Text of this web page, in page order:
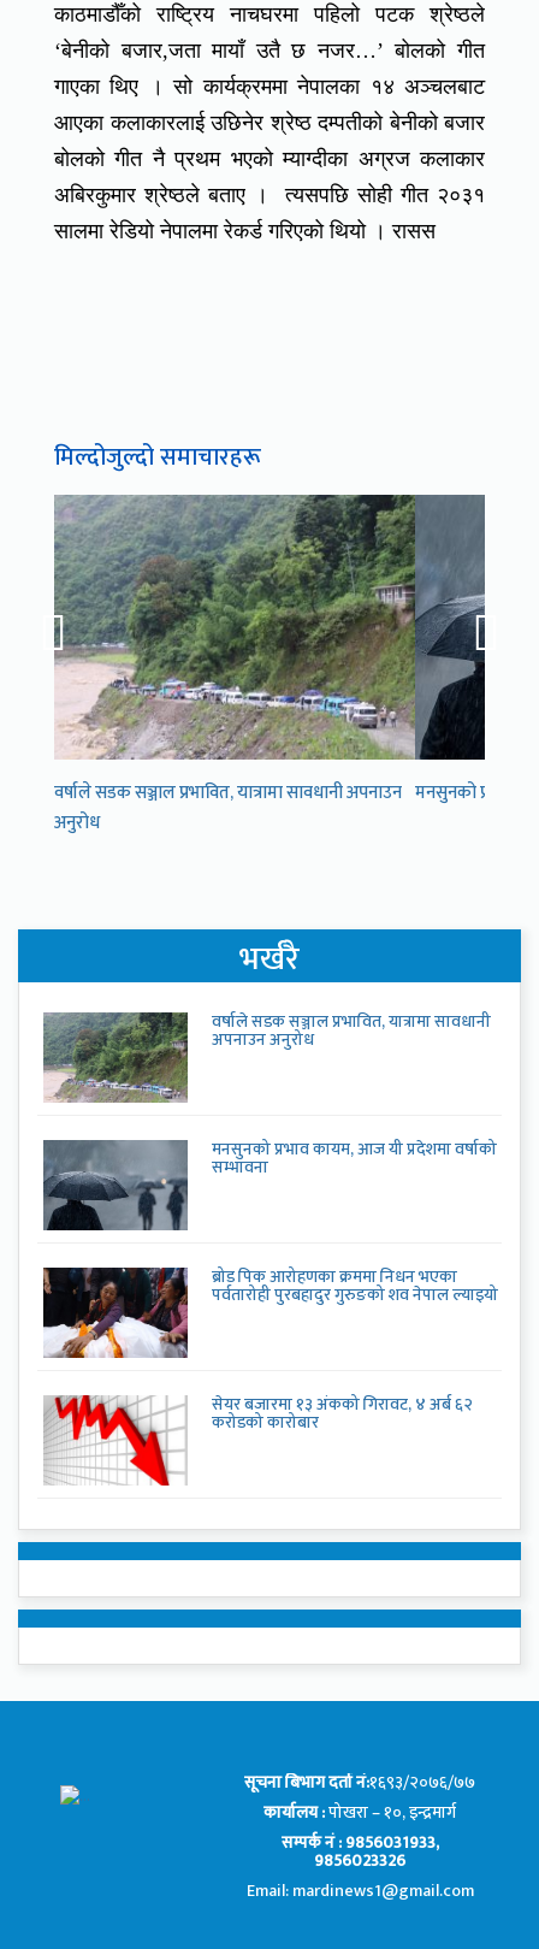
काठमाडौँको राष्ट्रिय नाचघरमा पहिलो पटक श्रेष्ठले
‘बेनीको बजार,जता मायाँ उतै छ नजर…’ बोलको गीत
गाएका थिए । सो कार्यक्रममा नेपालका १४ अञ्चलबाट
आएका कलाकारलाई उछिनेर श्रेष्ठ दम्पतीको बेनीको बजार
बोलको गीत नै प्रथम भएको म्याग्दीका अग्रज कलाकार
अबिरकुमार श्रेष्ठले बताए । त्यसपछि सोही गीत २०३१
सालमा रेडियो नेपालमा रेकर्ड गरिएको थियो । रासस
मिल्दोजुल्दो समाचारहरू
वर्षाले सडक सञ्जाल प्रभावित, यात्रामा सावधानी अपनाउन
अनुरोध
मनसुनको प्रभाव
भर्खरै
वर्षाले सडक सञ्जाल प्रभावित, यात्रामा सावधानी
अपनाउन अनुरोध
मनसुनको प्रभाव कायम, आज यी प्रदेशमा वर्षाको
सम्भावना
ब्रोड पिक आरोहणका क्रममा निधन भएका
पर्वतारोही पुरबहादुर गुरुङको शव नेपाल ल्याइयो
सेयर बजारमा १३ अंकको गिरावट, ४ अर्ब ६२
करोडको कारोबार
सूचना बिभाग दर्ता नं:१६९३/२०७६/७७
कार्यालय :पोखरा – १०, इन्द्रमार्ग
सम्पर्क नं : 9856031933,
9856023326
Email: mardinews1@gmail.com